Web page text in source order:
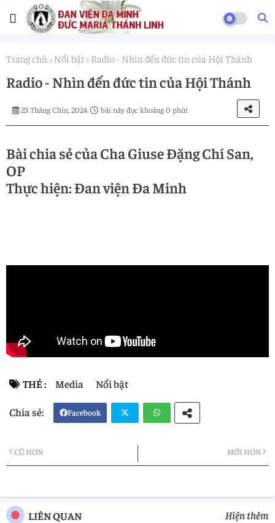
Trang chủ Nổi bật Radio - Nhìn đến đức tin của Hội Thánh
Radio - Nhìn đến đức tin của Hội Thánh
23 Tháng Chín, 2024 bài này đọc khoảng 0 phút
Bài chia sẻ của Cha Giuse Đặng Chí San,
OP
Thực hiện: Đan viện Đa Minh
THẺ : Media Nổi bật
Facebook
MỚI HƠN
CŨ HƠN
LIÊN QUAN Hiện thêm